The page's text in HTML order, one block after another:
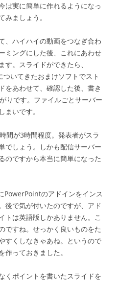
は実に簡単に作れるようになっ
ましょう。
、ハイハイの動画をつなぎ合わ
ミングにした後、これにあわせ
。スライドができたら、
いてきたおまけソフトでスト
をあわせて、確認した後、書き
りです。ファイルごとサーバー
いです。
間が3時間程度。発表者がスラ
でしょう。しかも配信サーバー
のですから本当に簡単になった
PowerPointのアドインをインス
後で気が付いたのですが、アド
トは英語版しかありません。こ
ですね。せっかく良いものをた
すくしなきゃあね。というので
っておきました。
くポイントを書いたスライドを